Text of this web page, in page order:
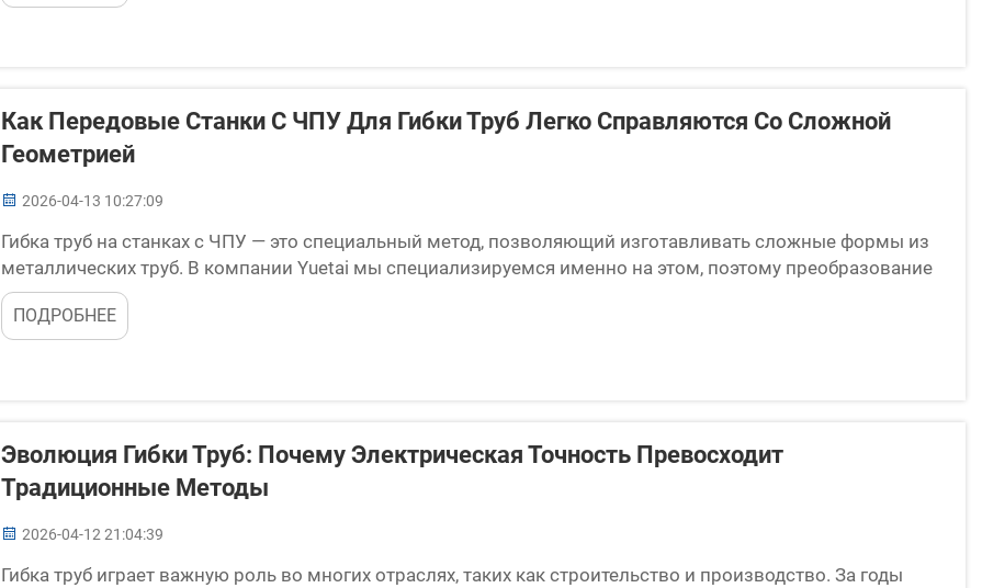
Как Передовые Станки С ЧПУ Для Гибки Труб Легко Справляются Со Сложной
Геометрией
2026-04-13 10:27:09
Гибка труб на станках с ЧПУ — это специальный метод, позволяющий изготавливать сложные формы из
металлических труб. В компании Yuetai мы специализируемся именно на этом, поэтому преобразование
сложных проектов в готовые изделия становится проще. В отличие от традиционных методов, гибка труб
на станках с ЧПУ осуществляется с помощью компьютеризированных станков, которые изгибают...
ПОДРОБНЕЕ
Эволюция Гибки Труб: Почему Электрическая Точность Превосходит
Традиционные Методы
2026-04-12 21:04:39
Гибка труб играет важную роль во многих отраслях, таких как строительство и производство. За годы